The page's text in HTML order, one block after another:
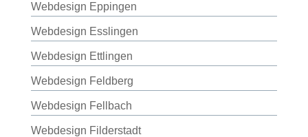
Webdesign Eppingen
Webdesign Esslingen
Webdesign Ettlingen
Webdesign Feldberg
Webdesign Fellbach
Webdesign Filderstadt